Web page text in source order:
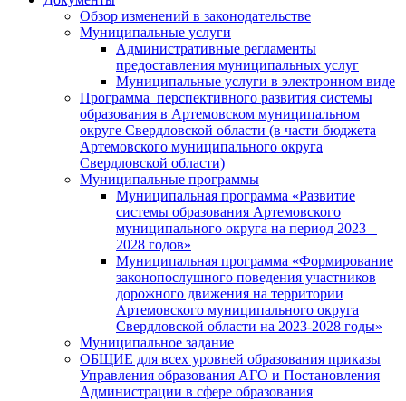
Обзор изменений в законодательстве
Муниципальные услуги
Административные регламенты
предоставления муниципальных услуг
Муниципальные услуги в электронном виде
Программа перспективного развития системы
образования в Артемовском муниципальном
округе Свердловской области (в части бюджета
Артемовского муниципального округа
Свердловской области)
Муниципальные программы
Муниципальная программа «Развитие
системы образования Артемовского
муниципального округа на период 2023 –
2028 годов»
Муниципальная программа «Формирование
законопослушного поведения участников
дорожного движения на территории
Артемовского муниципального округа
Свердловской области на 2023-2028 годы»
Муниципальное задание
ОБЩИЕ для всех уровней образования приказы
Управления образования АГО и Постановления
Администрации в сфере образования